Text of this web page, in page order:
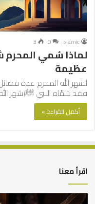
islamic
0
3
لماذا سُمي المحرم
عظيمة
فقد سَمَّاه النبي ﷺ(شهر
أكمل القراءة »
اقرأ معنا
العلاقة